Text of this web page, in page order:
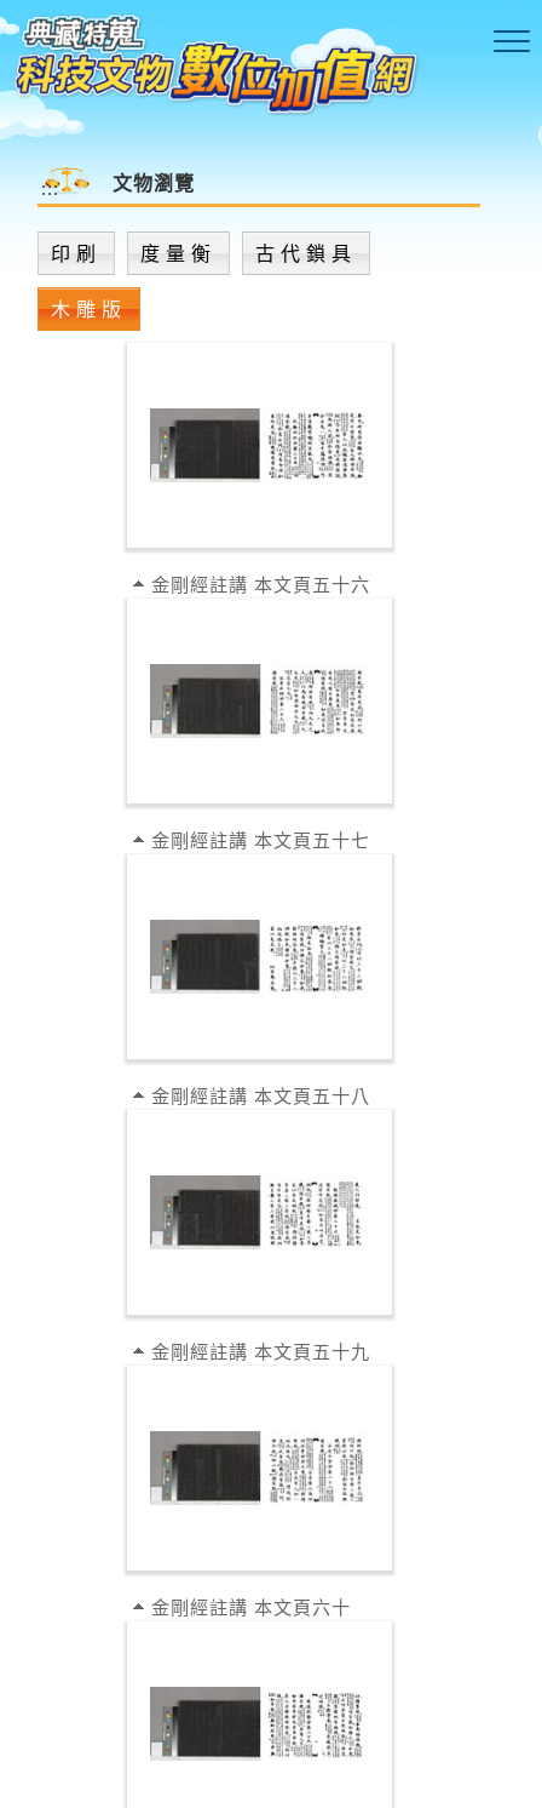
跳到主要內容區塊
::: 文物瀏覽
印刷 度量衡 古代鎖具
木雕版
金剛經註講 本文頁五十六
金剛經註講 本文頁五十七
金剛經註講 本文頁五十八
金剛經註講 本文頁五十九
金剛經註講 本文頁六十